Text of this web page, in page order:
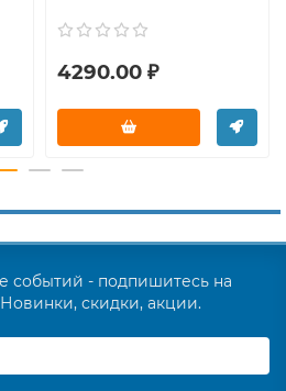
4290.00 ₽
событий - подпишитесь на
скидки, акции.